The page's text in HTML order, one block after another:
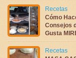
Recetas
Cómo
Consejos
Gusta
Recetas